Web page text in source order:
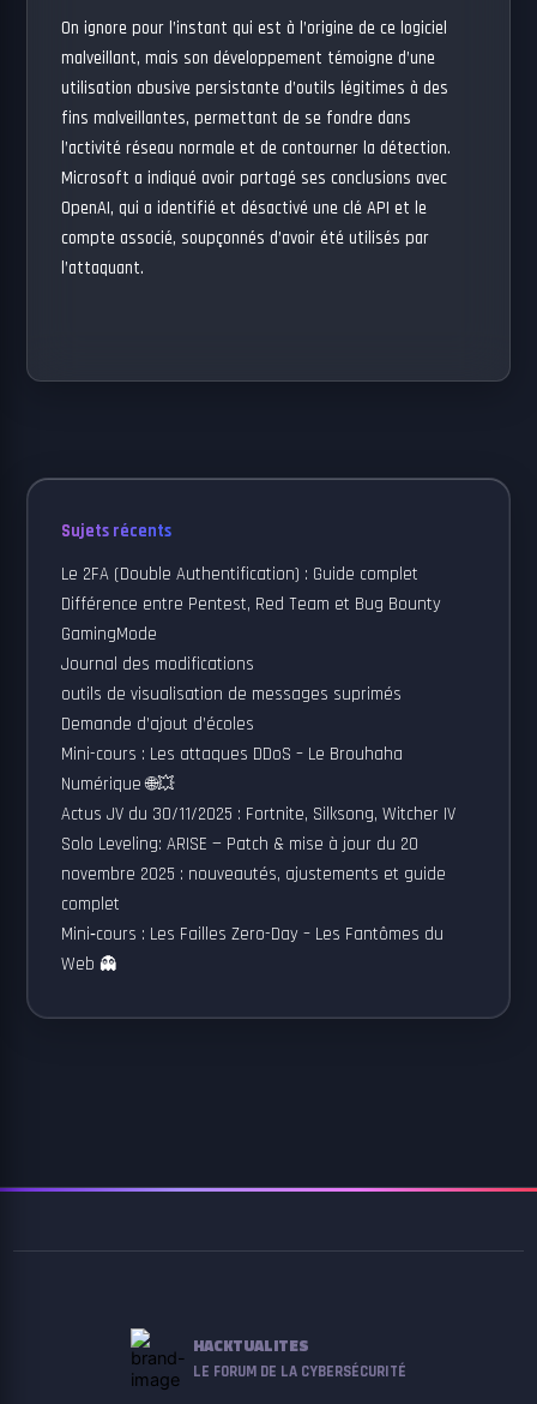
On ignore pour l’instant qui est à l’origine de ce logiciel
malveillant, mais son développement témoigne d’une
utilisation abusive persistante d’outils légitimes à des
fins malveillantes, permettant de se fondre dans
l’activité réseau normale et de contourner la détection.
Microsoft a indiqué avoir partagé ses conclusions avec
OpenAI, qui a identifié et désactivé une clé API et le
compte associé, soupçonnés d’avoir été utilisés par
l’attaquant.
Sujets récents
Le 2FA (Double Authentification) : Guide complet
Différence entre Pentest, Red Team et Bug Bounty
GamingMode
Journal des modifications
outils de visualisation de messages suprimés
Demande d’ajout d’écoles
Mini-cours : Les attaques DDoS – Le Brouhaha
Numérique 🌐💥
Actus JV du 30/11/2025 : Fortnite, Silksong, Witcher IV
Solo Leveling: ARISE — Patch & mise à jour du 20
novembre 2025 : nouveautés, ajustements et guide
complet
Mini‑cours : Les Failles Zero-Day – Les Fantômes du
Web 👻
HACKTUALITES
LE FORUM DE LA CYBERSÉCURITÉ